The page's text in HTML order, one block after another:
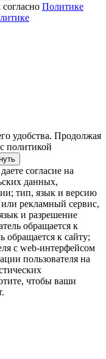
Политике
удобства. Продолжая
политикой
согласие на
данных,
тип, язык и версию
рекламный сервис,
и разрешение
обращается к
обращается к сайту;
с web-интерфейсом
пользователя на
чтобы ваши